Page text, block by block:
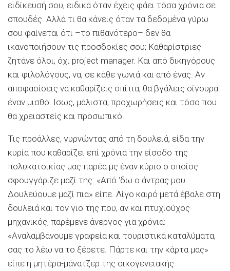
ειδίκευσή σου, ειδικά όταν έχεις φάει τόσα χρόνια σε
σπουδές. Αλλά τι θα κάνεις όταν τα δεδομένα γύρω
σου φαίνεται ότι –το πιθανότερο– δεν θα
ικανοποιήσουν τις προσδοκίες σου; Καθαρίστριες
ζητάνε όλοι, όχι project manager. Και από δικηγόρους
και φιλολόγους, να, σε κάθε γωνιά και από ένας. Αν
αποφασίσεις να καθαρίζεις σπίτια, θα βγάλεις σίγουρα
έναν μισθό. Ισως, μάλιστα, προχωρήσεις και τόσο που
θα χρειαστείς και προσωπικό.
Τις προάλλες, γυρνώντας από τη δουλειά, είδα την
κυρία που καθαρίζει επί χρόνια την είσοδο της
πολυκατοικίας μας παρέα μς έναν κύριο ο οποίος
σφουγγάριζε μαζί της: «Από ‘δω ο άντρας μου.
Δουλεύουμε μαζί πια» είπε. Λίγο καιρό μετά έβαλε στη
δουλειά και τον γιο της που, αν και πτυχιούχος
μηχανικός, παρέμενε άνεργος για χρόνια:
«Αναλαμβάνουμε γραφεία και τουριστικά καταλύματα,
σας το λέω να το ξέρετε. Πάρτε και την κάρτα μας»
είπε η μητέρα-μάνατζερ της οικογενειακής